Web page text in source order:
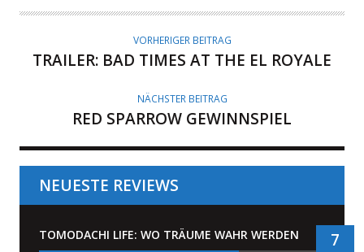
VORHERIGER BEITRAG
TRAILER: BAD TIMES AT THE EL ROYALE
NÄCHSTER BEITRAG
RED SPARROW GEWINNSPIEL
NEUESTE REVIEWS
TOMODACHI LIFE: WO TRÄUME WAHR WERDEN 7